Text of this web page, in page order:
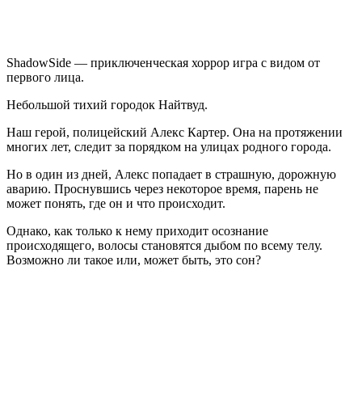
ShadowSide — приключенческая хоррор игра с видом от
первого лица.
Небольшой тихий городок Найтвуд.
Наш герой, полицейский Алекс Картер. Она на протяжении
многих лет, следит за порядком на улицах родного города.
Но в один из дней, Алекс попадает в страшную, дорожную
аварию. Проснувшись через некоторое время, парень не
может понять, где он и что происходит.
Однако, как только к нему приходит осознание
происходящего, волосы становятся дыбом по всему телу.
Возможно ли такое или, может быть, это сон?